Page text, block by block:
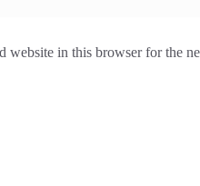
website in this browser for the